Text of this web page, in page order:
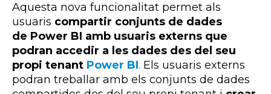
Aquesta nova funcionalitat permet als
usuaris compartir conjunts de dades
de Power BI amb usuaris externs que
podran accedir a les dades des del seu
propi tenant Power BI. Els usuaris externs
podran treballar amb els conjunts de dades